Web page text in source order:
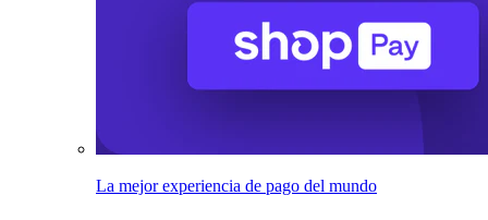
La mejor experiencia de pago del mundo